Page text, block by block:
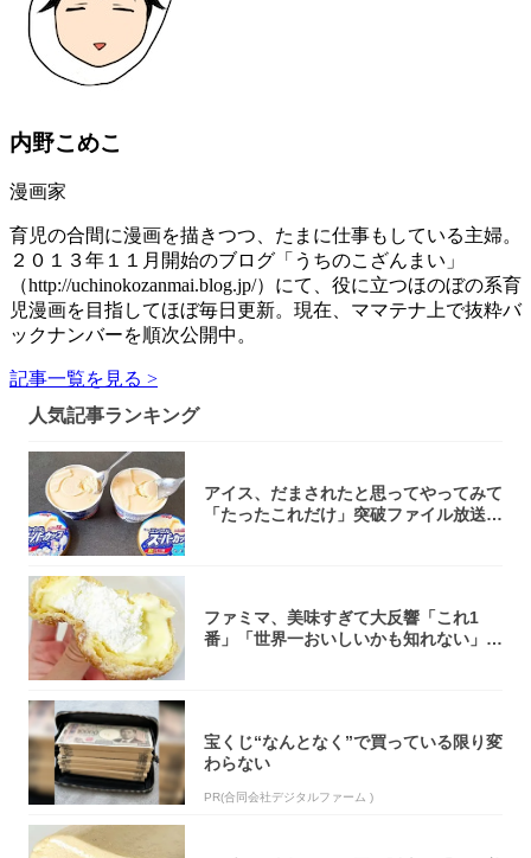
内野こめこ
漫画家
育児の合間に漫画を描きつつ、たまに仕事もしている主婦。
２０１３年１１月開始のブログ「うちのこざんまい」
（http://uchinokozanmai.blog.jp/）にて、役に立つほのぼの系育
児漫画を目指してほぼ毎日更新。現在、ママテナ上で抜粋バ
ックナンバーを順次公開中。
記事一覧を見る >
人気記事ランキング
アイス、だまされたと思ってやってみて
「たったこれだけ」突破ファイル放送で
ファミマ、美味すぎて大反響「これ1
番」「世界一おいしいかも知れない」
宝くじ“なんとなく”で買っている限り変
わらない
PR(合同会社デジタルファーム )